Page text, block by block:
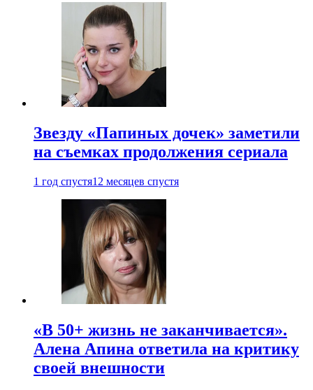
Звезду «Папиных дочек» заметили
на съемках продолжения сериала
1 год спустя12 месяцев спустя
«В 50+ жизнь не заканчивается».
Алена Апина ответила на критику
своей внешности